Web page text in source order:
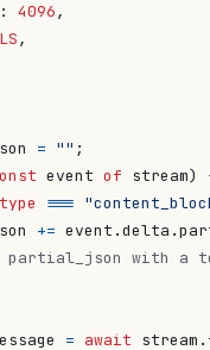
: 4096,
,
= "" ;
event of stream)
type ===
+= event .delta .
= await stream .